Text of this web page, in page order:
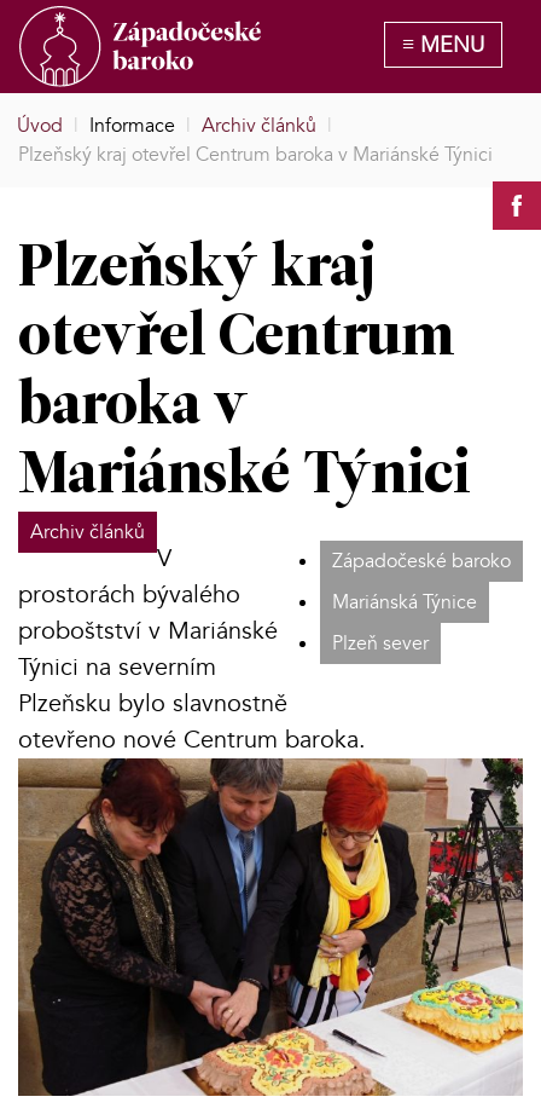
Úvod | Informace | Archiv článků |
Plzeňský kraj otevřel Centrum baroka v Mariánské Týnici
Plzeňský kraj
otevřel Centrum
baroka v
Mariánské Týnici
Archiv článků
Západočeské baroko
Mariánská Týnice
Plzeň sever
V
prostorách bývalého
proboštství v Mariánské
Týnici na severním
Plzeňsku bylo slavnostně
otevřeno nové Centrum baroka.